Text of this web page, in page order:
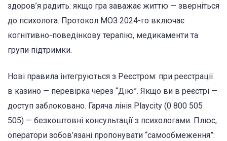
здоров’я радить: якщо гра заважає життю — зверніться
до психолога. Протокол МОЗ 2024-го включає
когнітивно-поведінкову терапію, медикаменти та
групи підтримки.
Нові правила інтегруються з Реєстром: при реєстрації
в казино — перевірка через “Дію”. Якщо ви в реєстрі —
доступ заблоковано. Гаряча лінія Playcity (0 800 505
505) — безкоштовні консультації з психологами. Плюс,
оператори зобов’язані пропонувати “самообмеження”: